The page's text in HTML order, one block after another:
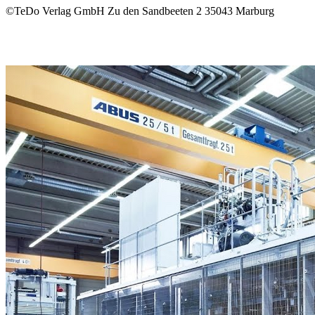
©TeDo Verlag GmbH Zu den Sandbeeten 2 35043 Marburg